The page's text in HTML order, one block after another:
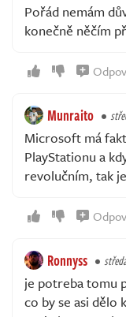
Pořád nemám
konečně něčím
Munraito
Microsoft má
PlayStationu a
revolučním, tak
Ronnyss
je potreba tomu
co by se asi dělo